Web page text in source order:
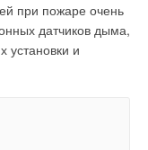
при пожаре очень
датчиков дыма,
установки и